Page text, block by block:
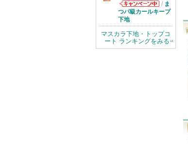
デジャヴュから
のお知らせがあ
ります
/ ま
つパ級カールキープ
下地
マスカラ下地・トップコ
ート ランキングをみる